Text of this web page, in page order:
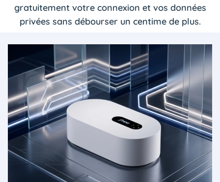
gratuitement votre connexion et vos données
privées sans débourser un centime de plus.